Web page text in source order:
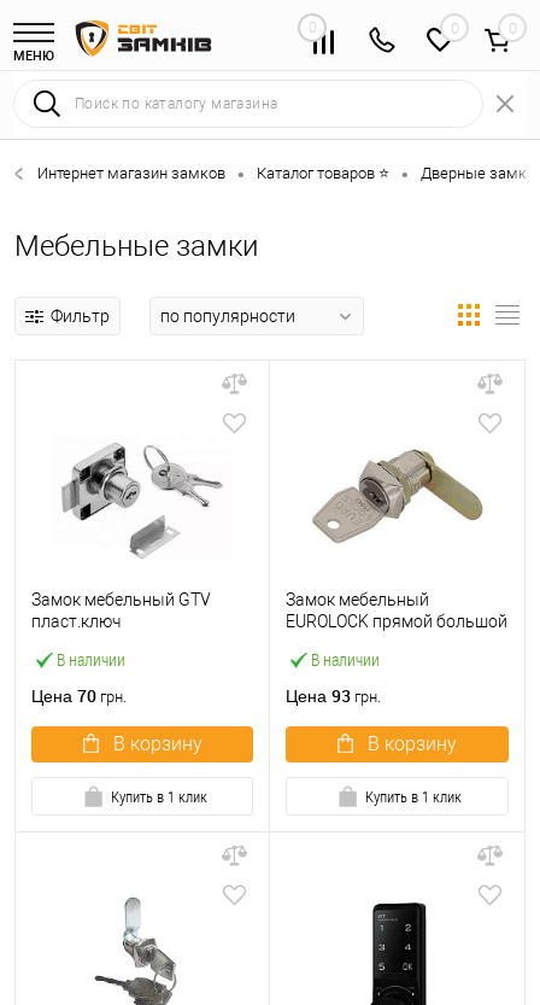
МЕНЮ
0 0
Интернет магазин замков • Каталог товаров ⭐ • Дверные замки
Мебельные замки
Фильтр
В наличии
Замок мебельный GTV
пласт.ключ
Цена 70 грн.
В корзину
Купить в 1 клик
В наличии
Замок мебельный
EUROLOCK прямой большой
Цена 93 грн.
В корзину
Купить в 1 клик